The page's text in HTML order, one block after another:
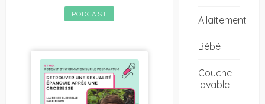
PODCAST
Allaitement
Bébé
Couche
lavable